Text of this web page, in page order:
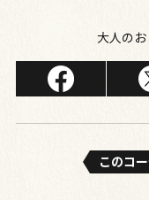
大人の
このコ